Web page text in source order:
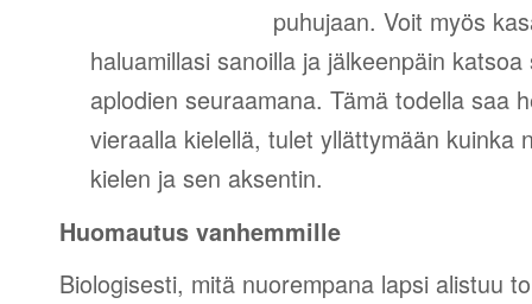
puhujaan. Voit myös
haluamillasi sanoilla ja jälkeenpäin
aplodien seuraamana. Tämä todella saa
vieraalla kielellä, tulet yllättymään kuinka
kielen ja sen aksentin.
Huomautus vanhemmille
Biologisesti, mitä nuorempana lapsi alistuu